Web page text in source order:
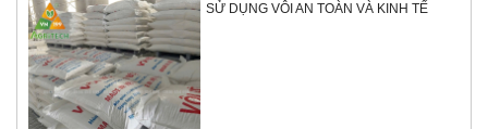
SỬ DỤNG VÔI AN TOÀN VÀ KINH TẾ